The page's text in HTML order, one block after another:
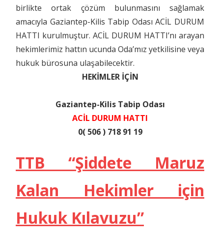
birlikte ortak çözüm bulunmasını sağlamak
amacıyla Gaziantep-Kilis Tabip Odası ACİL DURUM
HATTI kurulmuştur. ACİL DURUM HATTI’nı arayan
hekimlerimiz hattın ucunda Oda’mız yetkilisine veya
hukuk bürosuna ulaşabilecektir.
HEKİMLER İÇİN
Gaziantep-Kilis Tabip Odası
ACİL DURUM HATTI
0( 506 ) 718 91 19
TTB “Şiddete Maruz
Kalan Hekimler için
Hukuk Kılavuzu”